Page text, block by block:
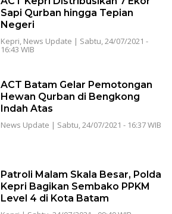
ACT Kepri Distribusikan 7 Ekor
Sapi Qurban hingga Tepian
Negeri
Kepri,News Update | Sabtu, 24/07/2021 -
16:43 WIB
ACT Batam Gelar Pemotongan
Hewan Qurban di Bengkong
Indah Atas
News Update | Sabtu, 24/07/2021 - 16:37 WIB
Patroli Malam Skala Besar, Polda
Kepri Bagikan Sembako PPKM
Level 4 di Kota Batam